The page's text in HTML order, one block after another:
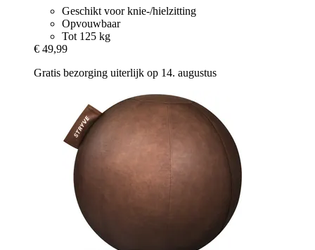
Geschikt voor knie-/hielzitting
Opvouwbaar
Tot 125 kg
€ 49,99
Gratis bezorging uiterlijk op 14. augustus